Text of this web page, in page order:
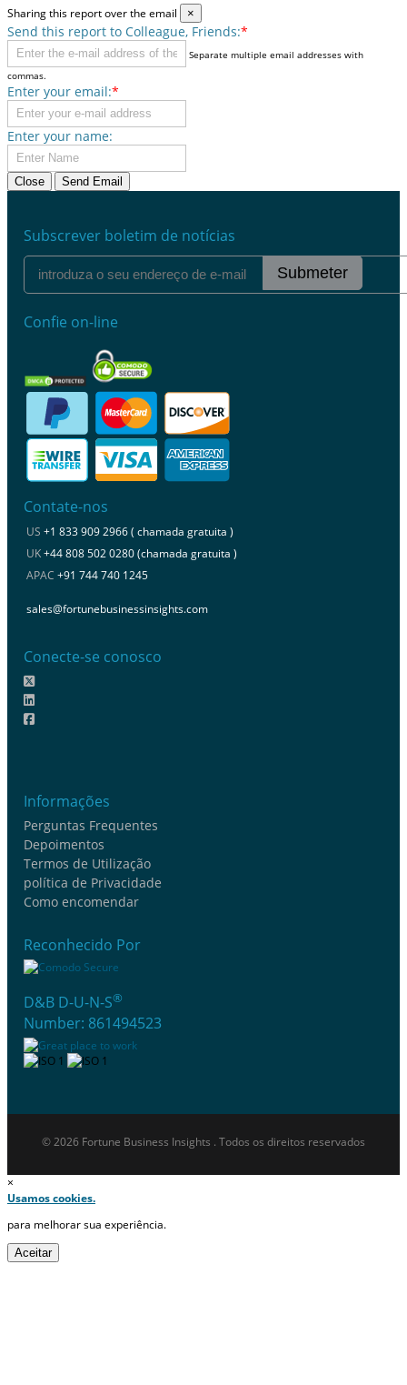
Sharing this report over the email ×
Send this report to Colleague, Friends:*
Separate multiple email addresses with
commas.
Enter your email:*
Enter your name:
Close Send Email
Subscrever boletim de notícias
Submeter
Confie on-line
Contate-nos
US +1 833 909 2966 ( chamada gratuita )
UK+44 808 502 0280 (chamada gratuita )
APAC +91 744 740 1245
sales@fortunebusinessinsights.com
Conecte-se conosco
Informações
Perguntas Frequentes
Depoimentos
Termos de Utilização
política de Privacidade
Como encomendar
Reconhecido Por
D&B D-U-N-S®
Number: 861494523
© 2026 Fortune Business Insights . Todos os direitos reservados
×
Usamos cookies.
para melhorar sua experiência.
Aceitar